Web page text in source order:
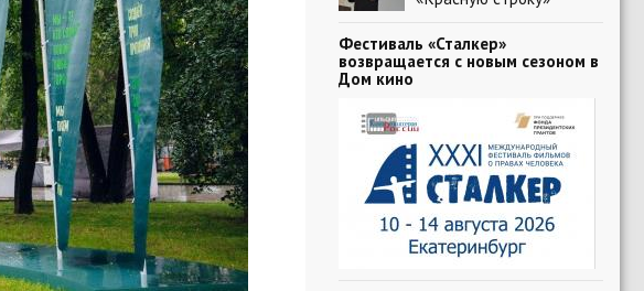
Фестиваль «Сталкер»
возвращается с новым сезоном в
Дом кино